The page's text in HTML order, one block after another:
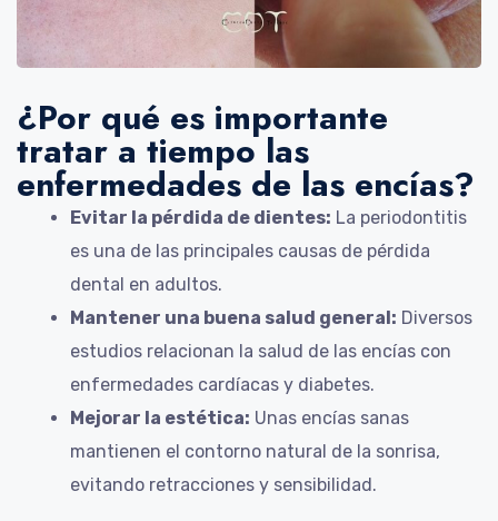
¿Por qué es importante
tratar a tiempo las
enfermedades de las encías?
Evitar la pérdida de dientes: La periodontitis
es una de las principales causas de pérdida
dental en adultos.
Mantener una buena salud general: Diversos
estudios relacionan la salud de las encías con
enfermedades cardíacas y diabetes.
Mejorar la estética: Unas encías sanas
mantienen el contorno natural de la sonrisa,
evitando retracciones y sensibilidad.